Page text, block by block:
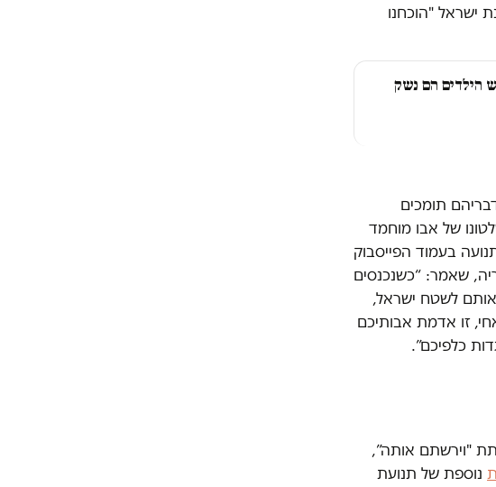
ישראל "הוכחנו
הילדים הם נשק
תומכים
של אבו מוחמד
בעמוד הפייסבוק
שאמר: “כשנכנסים
אותם לשטח ישראל,
זו אדמת אבותיכם
כלפיכם”.
"וירשתם אותה”,
נוספת של תנועת